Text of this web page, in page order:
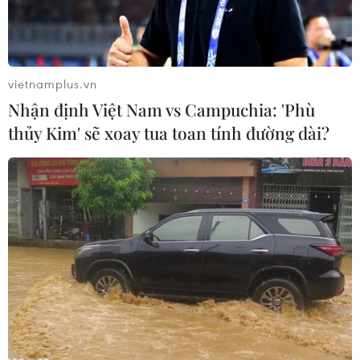
Cảng hàng hóa ở Tokyo, Nhật Bản. (Ảnh: Kyodo/TTXVN)
Nhật Bản ghi nhận thâm hụt thương mại 462,51
tỷ yen (khoảng 3 tỷ USD) trong tháng 4/2024, do
giá dầu thô tăng cao và đồng yen giảm mạnh
khiến giá trị nhập khẩu tăng dù cho xuất khẩu
cũng tăng mạnh.
vietnamplus.vn
Nhận định Việt Nam vs Campuchia: 'Phù
thủy Kim' sẽ xoay tua toan tính đường dài?